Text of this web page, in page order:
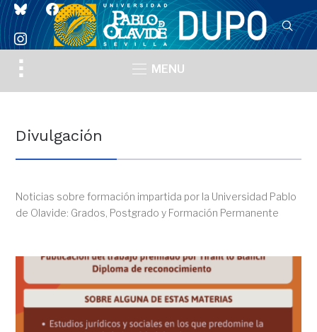
blueskyfacebook
instagram
Toggle
sidebar
MENU
Divulgación
Noticias sobre formación impartida por la Universidad Pablo
de Olavide: Grados, Postgrado y Formación Permanente